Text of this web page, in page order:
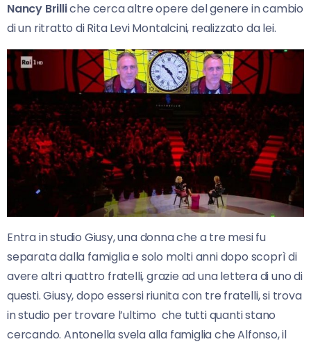
Nancy Brilliche cerca altre opere del genere in cambio
di un ritratto di Rita Levi Montalcini, realizzato da lei.
Entra in studio Giusy, una donna che a tre mesi fu
separata dalla famiglia e solo molti anni dopo scoprì di
avere altri quattro fratelli, grazie ad una lettera di uno di
questi. Giusy, dopo essersi riunita con tre fratelli, si trova
in studio per trovare l’ultimo che tutti quanti stano
cercando. Antonella svela alla famiglia che Alfonso, il